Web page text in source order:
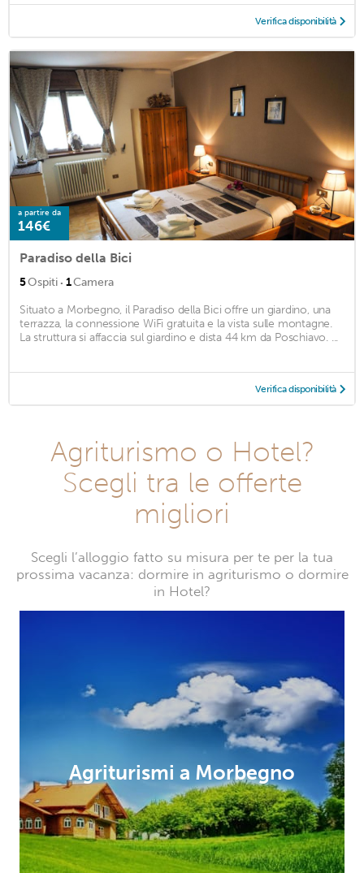
Verifica disponibilità
a partire da
146€
Paradiso della Bici
5Ospiti · 1Camera
Situato a Morbegno, il Paradiso della Bici offre un giardino, una
terrazza, la connessione WiFi gratuita e la vista sulle montagne.
La struttura si affaccia sul giardino e dista 44 km da Poschiavo. ...
Verifica disponibilità
Agriturismo o Hotel?
Scegli tra le offerte
migliori
Scegli l’alloggio fatto su misura per te per la tua
prossima vacanza: dormire in agriturismo o dormire
in Hotel?
Agriturismi a Morbegno